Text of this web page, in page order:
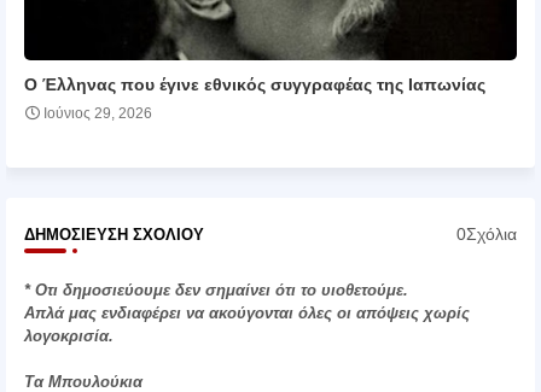
Ο Έλληνας που έγινε εθνικός συγγραφέας της Ιαπωνίας
Ιούνιος 29, 2026
ΔΗΜΟΣΊΕΥΣΗ ΣΧΟΛΊΟΥ 0Σχόλια
* Οτι δημοσιεύουμε δεν σημαίνει ότι το υιοθετούμε.
Απλά μας ενδιαφέρει να ακούγονται όλες οι απόψεις χωρίς
λογοκρισία.
Τα Μπουλούκια